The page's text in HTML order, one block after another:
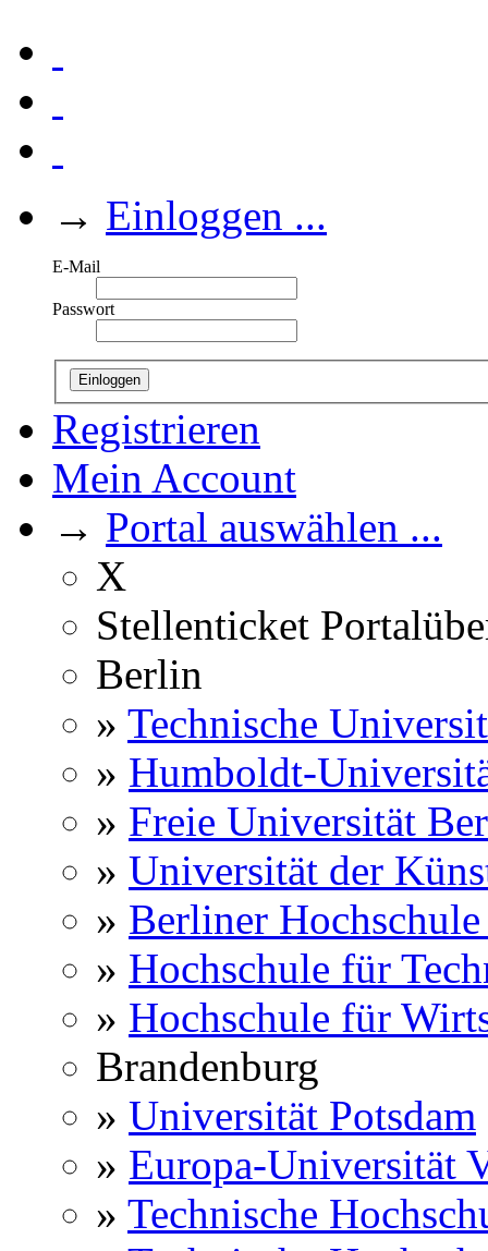
→ Einloggen ...
E-Mail
Passwort
Einloggen
Registrieren
Mein Account
→ Portal auswählen ...
X
Stellenticket
Berlin
» Technische
» Humboldt-
» Freie Universität
» Universität der
» Berliner
» Hochschule für
» Hochschule für
Brandenburg
» Universität Potsdam
» Europa-Universität
» Technische